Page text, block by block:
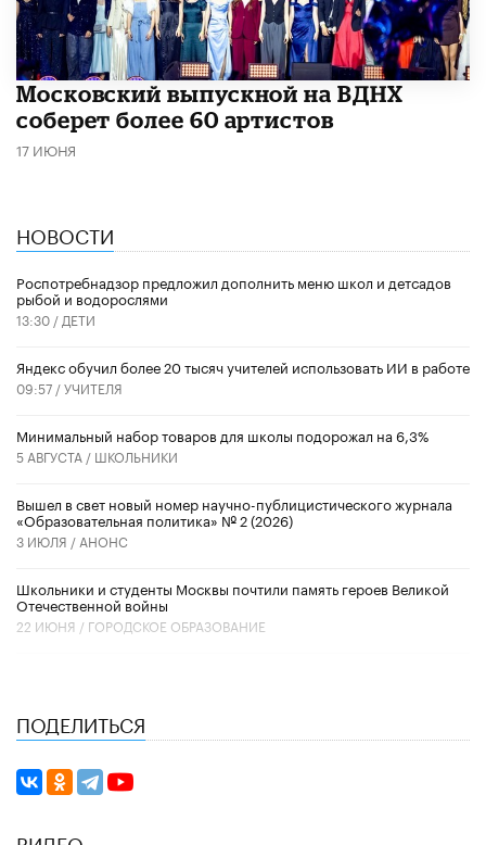
Московский выпускной на ВДНХ
соберет более 60 артистов
17 ИЮНЯ
НОВОСТИ
Роспотребнадзор предложил дополнить меню школ и детсадов
рыбой и водорослями
13:30 / ДЕТИ
​Яндекс обучил более 20 тысяч учителей использовать ИИ в работе
09:57 /УЧИТЕЛЯ
Минимальный набор товаров для школы подорожал на 6,3%
5 АВГУСТА / ШКОЛЬНИКИ
Вышел в свет новый номер научно-публицистического журнала
«Образовательная политика» № 2 (2026)
3 ИЮЛЯ / АНОНС
Школьники и студенты Москвы почтили память героев Великой
Отечественной войны
22 ИЮНЯ / ГОРОДСКОЕ ОБРАЗОВАНИЕ
ПОДЕЛИТЬСЯ